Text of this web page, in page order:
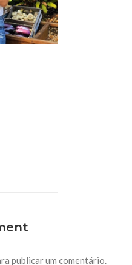
publicar um comentário.